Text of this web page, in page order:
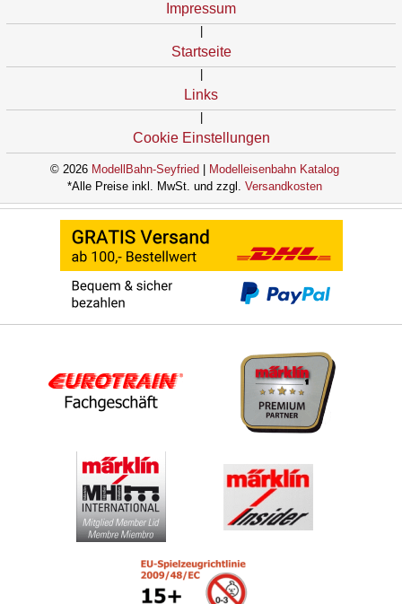
Impressum
Startseite
Links
Cookie Einstellungen
© 2026 ModellBahn-Seyfried
Modelleisenbahn Katalog
*Alle Preise inkl. MwSt. und zzgl. Versandkosten